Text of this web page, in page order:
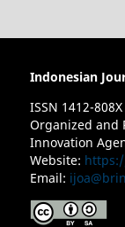
Indonesian
ISSN 1412-
Organized and
Innovation
Website:
Email: